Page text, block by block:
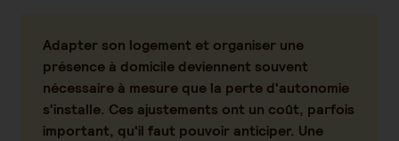
Adapter son logement et organiser une
présence à domicile deviennent souvent
nécessaire à mesure que la perte d'autonomie
s'installe. Ces ajustements ont un coût, parfois
important, qu'il faut pouvoir anticiper. Une